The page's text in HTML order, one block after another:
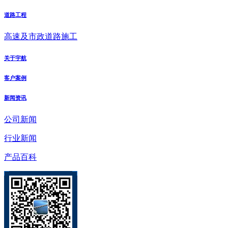
道路工程
高速及市政道路施工
关于宇航
客户案例
新闻资讯
公司新闻
行业新闻
产品百科